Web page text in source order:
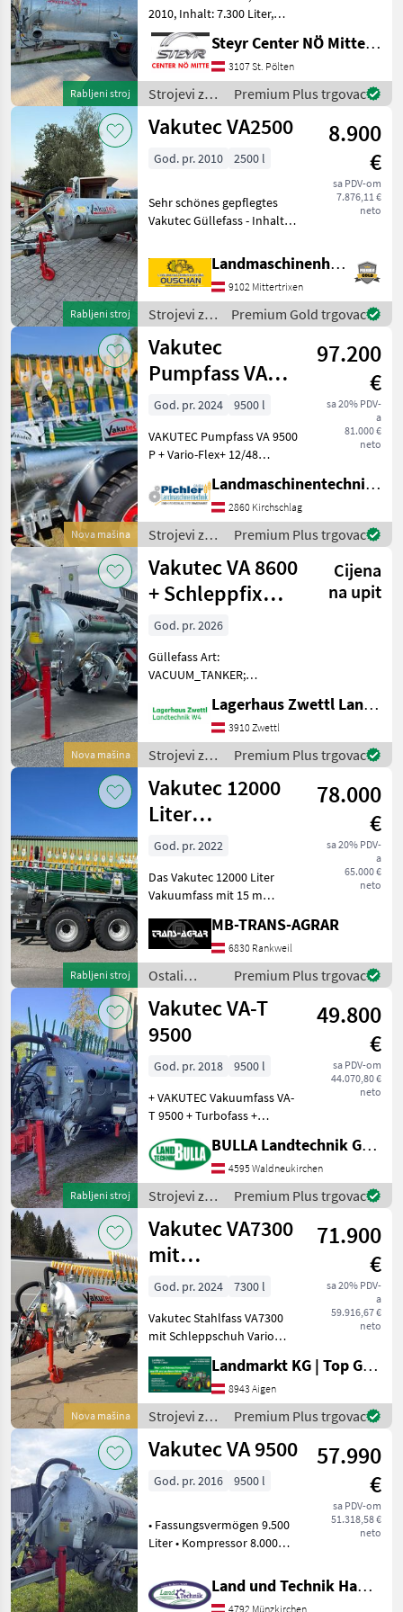
Rabljeni stroj
2010, Inhalt: 7.300 Liter,
Druckluftbremse, ALB-
Regler, 6" Sauganschluss,
Saugleitung 5 m (2 m
Schlauch + 3 m Rohr),
hydraulischer Schieb
Steyr Center NÖ Mitte Landmaschinentechnik GmbH
3107 St. Pölten
Strojevi za
đubrenje,
gnojenje i
/ Vakutec
Premium Plus trgovac
Rabljeni stroj
Vakutec VA2500
8.900
€
sa PDV-om
7.876,11 €
neto
God. pr. 2010 2500 l
Sehr schönes gepflegtes
Vakutec Güllefass - Inhalt
hydraulische Bremse -
Handbremse -
Weitwinkelgelenkwelle -
Stützrad - hydraulische
Landmaschinenhandel Ouschan Anton
9102 Mittertrixen
Strojevi za
đubrenje,
gnojenje i
navodnjavanje
/ Vakutec
Premium Gold trgovac
Nova mašina
Vakutec
Pumpfass VA
9500 P + Vario-
Flex+ 12/48
Schlepp-S
97.200
€
sa 20% PDV-
a
81.000 €
neto
God. pr. 2024
9500 l
VAKUTEC Pumpfass VA 9500
P + Vario-Flex+ 12/48
Serienausrüstung: •
Feuerverzinkter,
selbsttragender, gesickter
Stahlblechbehälter mit
durchgehende
Landmaschinentechnik Pichler GmbH
2860 Kirchschlag
Strojevi za
đubrenje,
gnojenje i
navodnjavanje
/ Vakutec
Premium Plus trgovac
Nova mašina
Vakutec VA 8600
+ Schleppfix
SFA9
Cijena
na upit
God. pr. 2026
Güllefass Art:
VACUUM_TANKER;
Neumaschine;
Seriennummer/Fahrgestellnummer:
2619561; Nettogewicht (kg):
4322; zul. Gesamtgewicht
(kg): 12000; Tankinh
Lagerhaus Zwettl Landtechnik
3910 Zwettl
Strojevi za
đubrenje,
gnojenje i
navodnjavanje
/ Vakutec
Premium Plus trgovac
Rabljeni stroj
Vakutec 12000
Liter
Vakuumfass mit
15 m Schlepps
78.000
€
sa 20% PDV-
a
65.000 €
neto
God. pr. 2022
Das Vakutec 12000 Liter
Vakuumfass mit 15 m
dem Baujahr 2022
präsentiert sich als
leistungsstarke
Gebrauchtmaschine für die
professionelle
MB-TRANS-AGRAR
6830 Rankweil
Ostali
strojevi i
oprema /
Vakutec
Premium Plus trgovac
Rabljeni stroj
Vakutec VA-T
9500
49.800
€
sa PDV-om
44.070,80 €
neto
God. pr. 2018
9500 l
+ VAKUTEC Vakuumfass VA-
T 9500 + Turbofass +
Kompressor und
Hochdruckpumpe +
zusätzlicher 3-Wegehahn
auf der Druckseite der
Pumpe, zum Umpu
BULLA Landtechnik GmbH
4595 Waldneukirchen
Strojevi za
đubrenje,
gnojenje i
navodnjavanje
/ Vakutec
Premium Plus trgovac
Nova mašina
Vakutec VA7300
mit
Schleppschuh
71.900
€
sa 20% PDV-
a
59.916,67 €
neto
God. pr. 2024
7300 l
Vakutec Stahlfass VA7300
mit Schleppschuh Vario
Flex+ 12/48 - Neumaschine
und Förderfähig! -
Vakuumfass mit 7300 Liter
Füllmenge - Sauganschluss
6" Links u
Landmarkt KG | Top Gebrauchtmaschinen Zentrum
8943 Aigen
Strojevi za
đubrenje,
gnojenje i
/ Vakutec
Premium Plus trgovac
Vakutec VA 9500
57.990
€
sa PDV-om
51.318,58 €
neto
God. pr. 2016 9500 l
• Fassungsvermögen 9.500
Liter • Kompressor 8.000
Kompressorumschaltung
mittels Seilzug • 20 Liter
Land und Technik HandelsgesmbH
4792 Münzkirchen